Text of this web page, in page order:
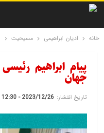
خانه ادیان ابراهیمی مسیحیت
پیام ابراهیم
جهان
تاریخ انتشار: 2023/12/26 - 12:30 ب.ظ